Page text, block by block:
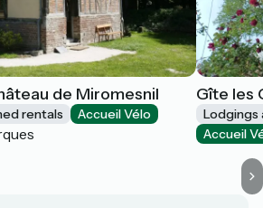
de Miromesnil
rentals Accueil Vélo
Gîte les
Lodgings
Accueil